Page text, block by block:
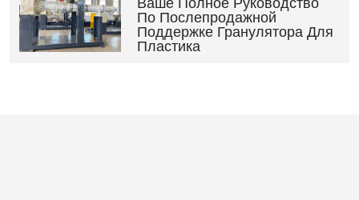
По Послепродажной
Поддержке Гранулятора Для
Пластика